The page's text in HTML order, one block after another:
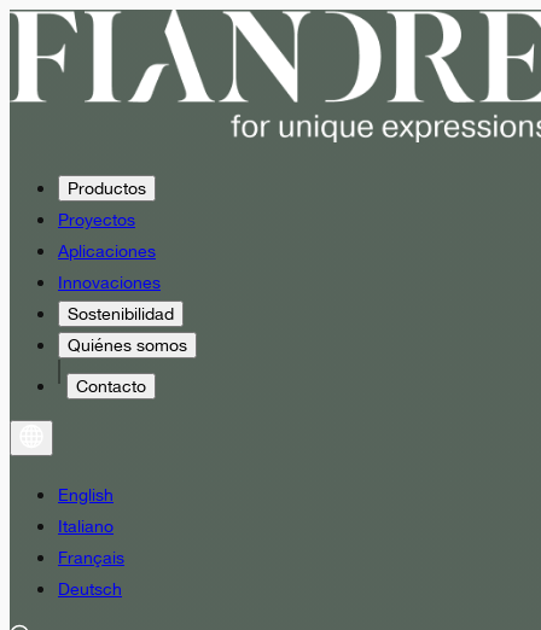
Productos
Proyectos
Aplicaciones
Innovaciones
Sostenibilidad
Quiénes somos
Contacto
English
Italiano
Français
Deutsch